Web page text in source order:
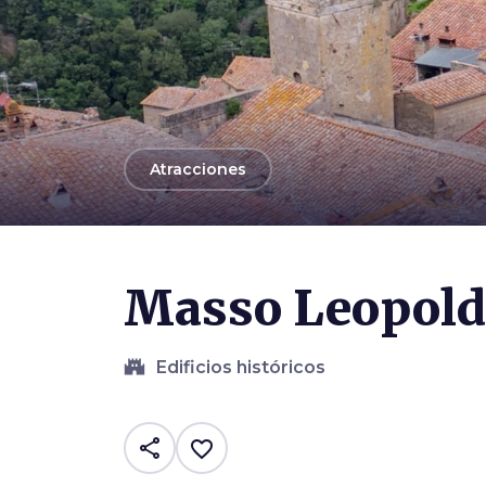
arrow_backAtracciones
Masso
castle Edificios históricos
share favorite_border